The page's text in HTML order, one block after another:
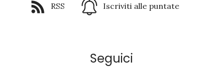
RSS Iscriviti alle puntate
Seguici